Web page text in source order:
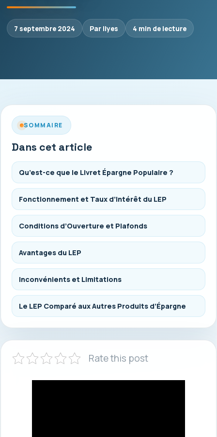
7 septembre 2024 Par Ilyes 4 min de lecture
SOMMAIRE
Dans cet article
Qu’est-ce que le Livret Épargne Populaire ?
Fonctionnement et Taux d’Intérêt du LEP
Conditions d’Ouverture et Plafonds
Avantages du LEP
Inconvénients et Limitations
Le LEP Comparé aux Autres Produits d’Épargne
Rate this post